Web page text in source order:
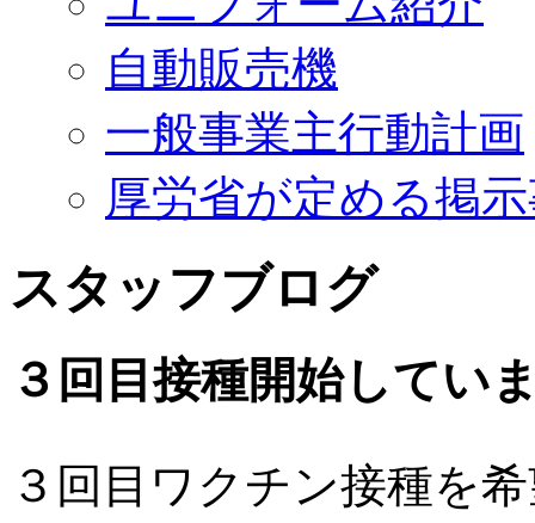
自動販売機
一般事業主行動計画
厚労省が定める掲
スタッフブログ
３回目接種開始してい
３回目ワクチン接種を